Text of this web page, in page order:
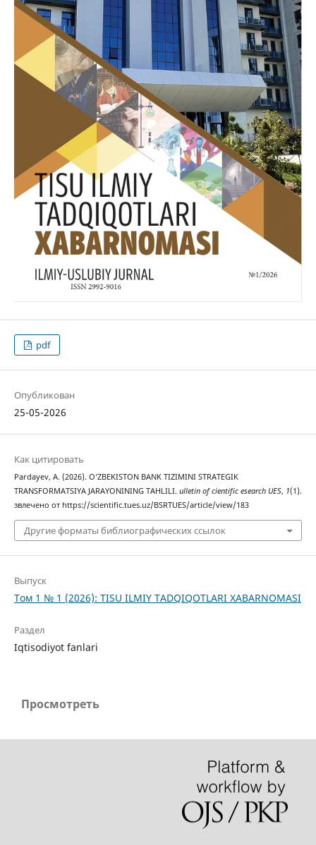
pdf
Опубликован
25-05-2026
Как цитировать
Pardayev, A. (2026). O‘ZBEKISTON BANK TIZIMINI STRATEGIK
TRANSFORMATSIYA JARAYONINING TAHLILI. ulletin of cientific esearch UES, 1(1).
звлечено от https://scientific.tues.uz/BSRTUES/article/view/183
Другие форматы библиографических ссылок
Выпуск
Том 1 № 1 (2026): TISU ILMIY TADQIQOTLARI XABARNOMASI
Раздел
Iqtisodiyot fanlari
Просмотреть